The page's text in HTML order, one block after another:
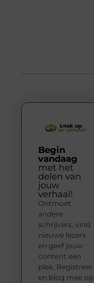
Begin
vandaag
met het
delen van
jouw
verhaal!
Ontmoet
andere
schrijvers, vind
nieuwe lezers
en geef jouw
content een
plek. Registreer
en blog mee op